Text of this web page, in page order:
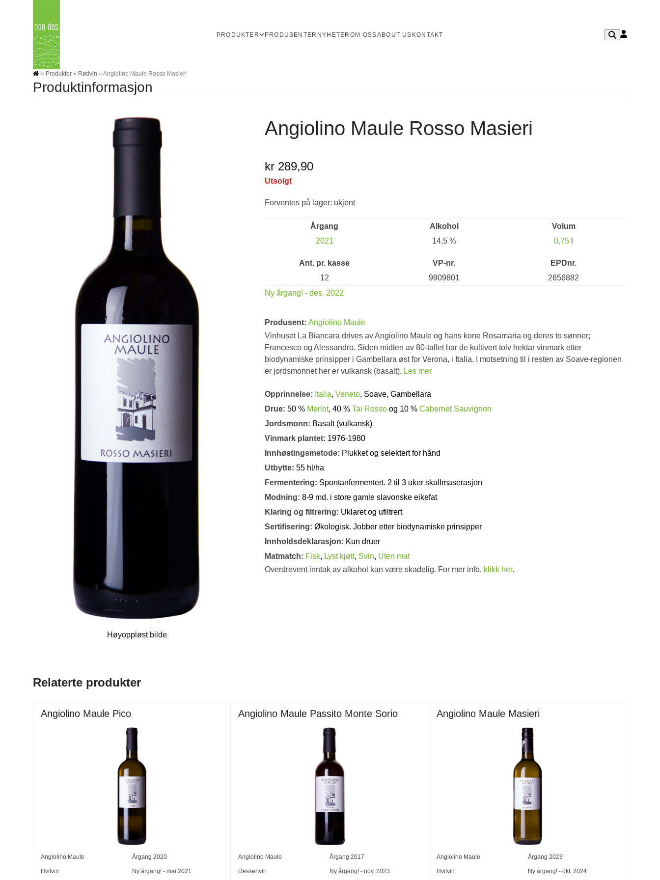
PRODUKTER PRODUSENTER NYHETER OM OSSABOUT US KONTAKT
» Produkter » Rødvin »Angiolino Maule Rosso Masieri
Produktinformasjon
Høyoppløst bilde
Angiolino Maule Rosso Masieri
kr 289,90
Utsolgt
Forventes på lager: ukjent
Årgang
2021
Alkohol
14,5 %
Volum
0,75
Ant. pr. kasse
12
VP-nr.
9909801
EPDnr.
2656882
Ny årgang! - des. 2022
Produsent: Angiolino Maule
Vinhuset La Biancara drives av Angiolino Maule og hans kone Rosamaria og deres to sønner;
Francesco og Alessandro. Siden midten av 80-tallet har de kultivert tolv hektar vinmark etter
biodynamiske prinsipper i Gambellara øst for Verona, i Italia. I motsetning til i resten av Soave-regionen
er jordsmonnet her er vulkansk (basalt). Les mer
Opprinnelse: Italia, Veneto, Soave, Gambellara
Drue: 50 % Merlot, 40 % Tai Rossoog 10 % Cabernet Sauvignon
Jordsmonn: Basalt (vulkansk)
Vinmark plantet: 1976-1980
Innhøstingsmetode: Plukket og selektert for hånd
Utbytte: 55 hl/ha
Fermentering: Spontanfermentert. 2 til 3 uker skallmaserasjon
Modning: 8-9 md. i store gamle slavonske eikefat
Klaring og filtrering: Uklaret og ufiltrert
Sertifisering: Økologisk. Jobber etter biodynamiske prinsipper
Innholdsdeklarasjon: Kun druer
Matmatch: Fisk, Lyst kjøtt, Svin, Uten mat
Overdrevent inntak av alkohol kan være skadelig. For mer info, klikk her.
Relaterte produkter
Angiolino Maule Pico
Angiolino Maule Årgang 2020
Hvitvin Ny årgang! - mai 2021
Angiolino Maule Passito Monte Sorio
Angiolino Maule Årgang2017
Dessertvin Ny årgang! - nov. 2023
Angiolino Maule Masieri
Angiolino Maule Årgang 2023
Hvitvin Ny årgang! - okt. 2024